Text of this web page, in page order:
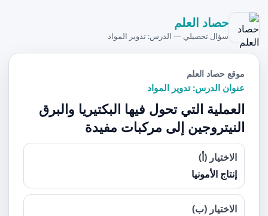
حصاد العلم
سؤال تحصيلي — الدرس: تدوير المواد
موقع حصاد العلم
عنوان الدرس: تدوير المواد
العملية التي تحول فيها البكتيريا والبرق
النيتروجين إلى مركبات مفيدة
الاختيار (أ)
إنتاج الأمونيا
الاختيار (ب)